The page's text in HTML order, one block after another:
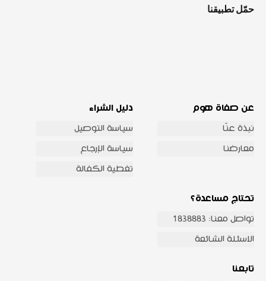
حمّل تطبيقنا
عن صفاة هوم
نبذة عنّا
معارضنا
دليل الشراء
سياسة التوصيل
سياسة الإرجاع
تغطية الكفالة
تحتاج مساعدة؟
تواصل معنا: 1838883
الاسئلة الشائعة
تابعنا